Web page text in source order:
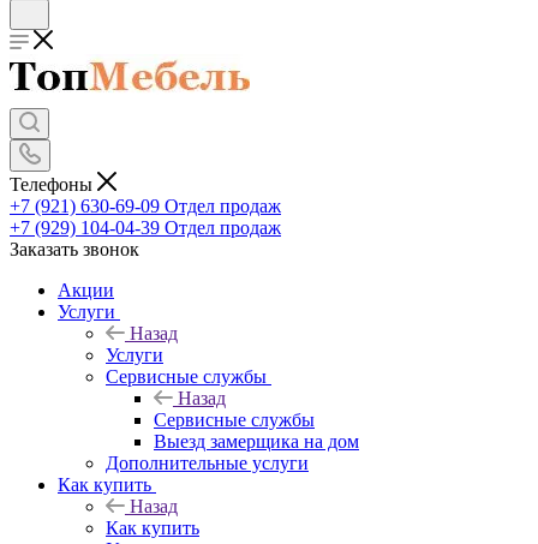
Телефоны
+7 (921) 630-69-09 Отдел продаж
+7 (929) 104-04-39 Отдел продаж
Заказать звонок
Акции
Услуги
Назад
Услуги
Сервисные службы
Назад
Сервисные службы
Выезд замерщика на дом
Дополнительные услуги
Как купить
Назад
Как купить